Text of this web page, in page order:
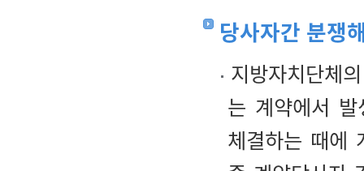
당사자간 분쟁
지방자치단체
는 계약에서
체결하는 때에